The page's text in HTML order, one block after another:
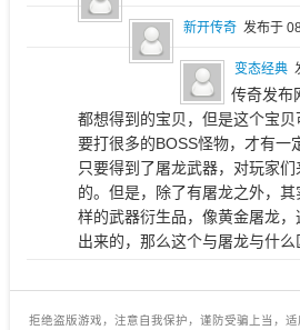
新开传奇 发布于
变态经典
传奇发布
都想得到的宝贝，但是这个宝
要打很多的BOSS怪物，才有一
只要得到了屠龙武器，对玩家
的。但是，除了有屠龙之外，
样的武器衍生品，像黄金屠龙
出来的，那么这个与屠龙与什
拒绝盗版游戏，注意自我保护，谨防受骗上当，